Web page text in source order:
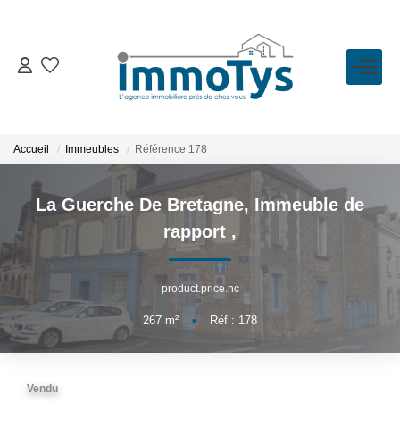
VENTE
LOCATION
ESTIMATION
BIENS VENDUS
L'AGENCE
Présentation
Accueil Immeubles Référence 178
La Guerche De Bretagne, Immeuble de
rapport ,
product.price.nc
267m² • Réf : 178
Vendu